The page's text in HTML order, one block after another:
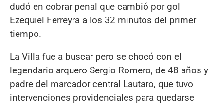
dudó en cobrar penal que cambió por gol
Ezequiel Ferreyra a los 32 minutos del primer
tiempo.
La Villa fue a buscar pero se chocó con el
legendario arquero Sergio Romero, de 48 años y
padre del marcador central Lautaro, que tuvo
intervenciones providenciales para quedarse